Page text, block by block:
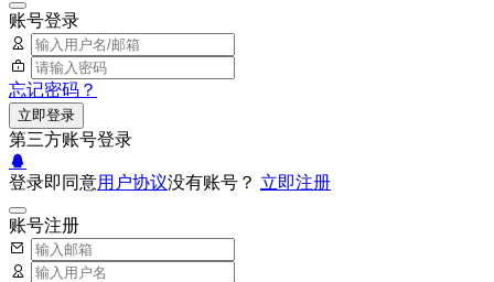
账号登录
忘记密码？
立即登录
第三方账号登录
登录即同意用户协议没有账号？ 立即注册
账号注册